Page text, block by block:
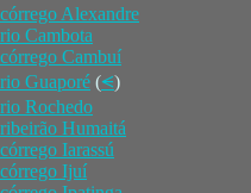
córrego Alexandre
rio Cambota
córrego Cambuí
rio Guaporé (⪪)
rio Rochedo
ribeirão Humaitá
córrego Iarassú
córrego Ijuí